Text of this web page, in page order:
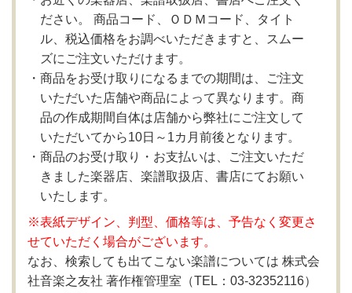
ださい。 商品コード、ＯＤＭコード、タイト
ル、税込価格をお調べいただきますと、スムー
ズにご注文いただけます。
商品をお受け取りになるまでの期間は、ご注文
いただいた店舗や商品によって異なります。商
品の作成期間自体は店舗から弊社にご注文して
いただいてから10日～1カ月前後となります。
商品のお受け取り・お支払いは、ご注文いただ
きました楽器店、楽譜取扱店、書店にてお願い
いたします。
※表紙デザイン、判型、価格等は、予告なく変更さ
せていただく場合がございます。
なお、検索しても出てこない楽譜については 株式会
社音楽之友社 著作権管理室（TEL：03-32352116）